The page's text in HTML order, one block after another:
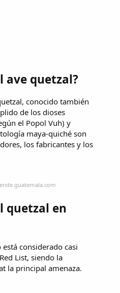
ave quetzal?
conocido también
de los dioses
el Popol Vuh) y
maya-quiché son
los fabricantes y los
quetzal en
considerado casi
List, siendo la
la principal amenaza.